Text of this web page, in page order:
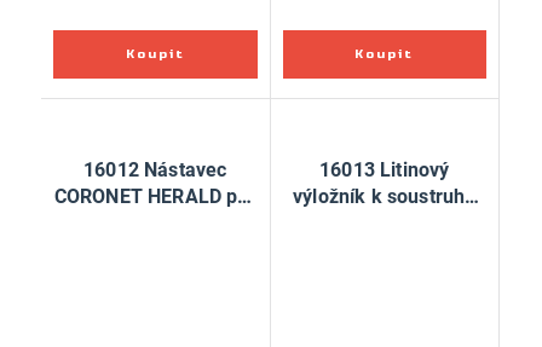
16012 Nástavec
CORONET HERALD pro
16013 Litinový
výložník k soustruhu